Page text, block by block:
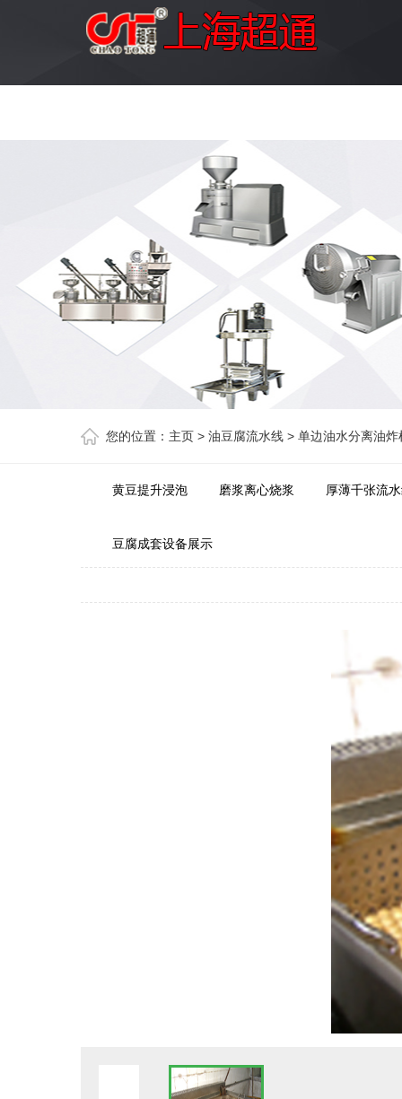
您的位置： 主页 > 油豆腐流水线 > 单边油水分离油炸
黄豆提升浸泡 磨浆离心烧浆 厚薄千张流
豆腐成套设备展示